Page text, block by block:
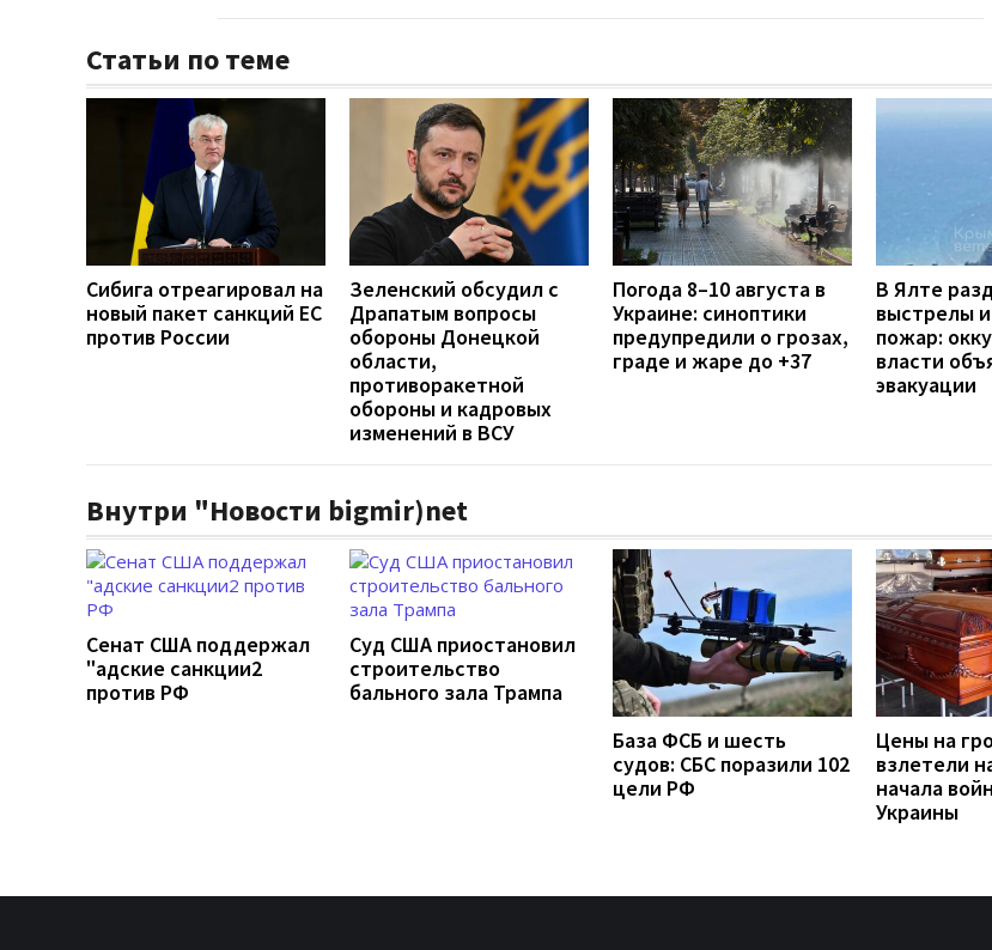
Статьи по теме
Сибига отреагировал на
новый пакет санкций ЕС
против России
Зеленский обсудил с
Драпатым вопросы
обороны Донецкой
области,
противоракетной
обороны и кадровых
изменений в ВСУ
Погода 8–10 августа в
Украине: синоптики
предупредили о грозах,
граде и жаре до +37
В Ялте
выстрелы
пожар:
власти
эвакуации
Внутри "Новости bigmir)net
Сенат США поддержал
"адские санкции2
против РФ
Суд США приостановил
строительство
бального зала Трампа
База ФСБ и шесть
судов: СБС поразили 102
цели РФ
Цены на
взлетели
начала
Украины